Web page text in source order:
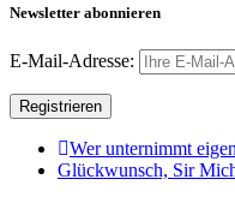
Newsletter abonnieren
E-Mail-Adresse:
Wer unternimmt
Glückwunsch, Sir